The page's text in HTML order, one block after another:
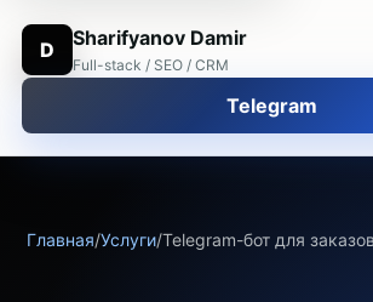
D Sharifyanov Damir
Full-stack / SEO / CRM
Telegram
Главная/Услуги/Telegram-бот для заказов